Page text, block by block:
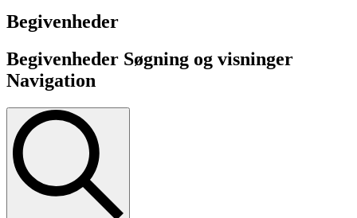
Begivenheder
Begivenheder Søgning og visninger
Navigation